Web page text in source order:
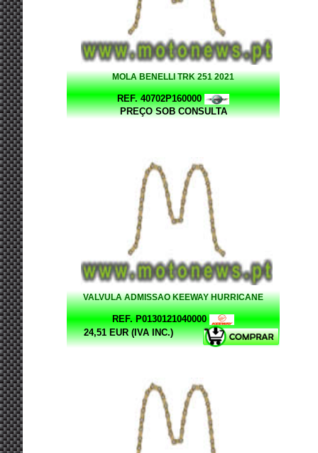
MOLA BENELLI TRK 251 2021
REF. 40702P160000
PREÇO SOB CONSULTA
VALVULA ADMISSAO KEEWAY HURRICANE
REF. P0130121040000
24,51 EUR (IVA INC.)